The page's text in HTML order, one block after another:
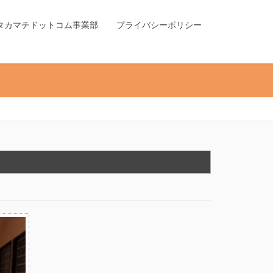
カマチドットコム事業部 プライバシーポリシー